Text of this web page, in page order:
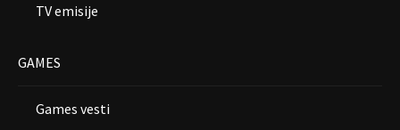
TV emisije
GAMES
Games vesti